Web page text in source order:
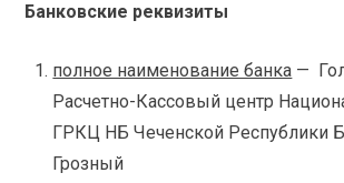
Банковские реквизиты
полное наименование банка —
Расчетно-Кассовый центр
ГРКЦ НБ Чеченской Республики
Грозный